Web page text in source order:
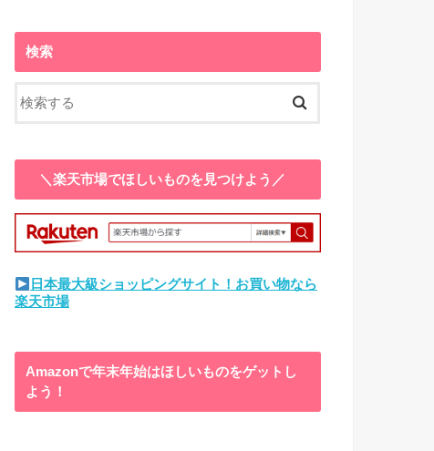
検索
＼楽天市場でほしいものを見つけよう／
日本最大級ショッピングサイト！お買い物なら
楽天市場
Amazonで年末年始はほしいものをゲットし
よう！